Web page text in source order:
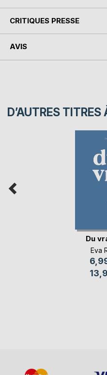
CRITIQUES PRESSE
AVIS
D’AUTRES TITRES
Du
Eva